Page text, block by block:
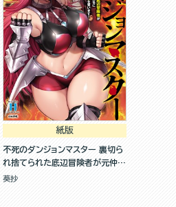
紙版
不死のダンジョンマスター 裏切ら
れ捨てられた底辺冒険者が元仲間
の女冒険者たちにわからせ復讐を
葵抄